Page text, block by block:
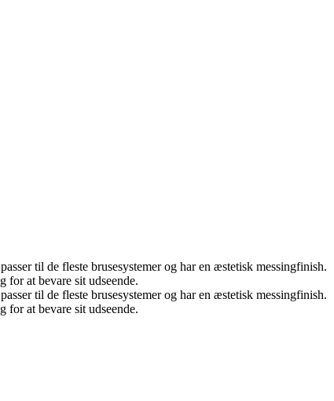
til de fleste brusesystemer og har en æstetisk messingfinish.
at bevare sit udseende.
til de fleste brusesystemer og har en æstetisk messingfinish.
at bevare sit udseende.